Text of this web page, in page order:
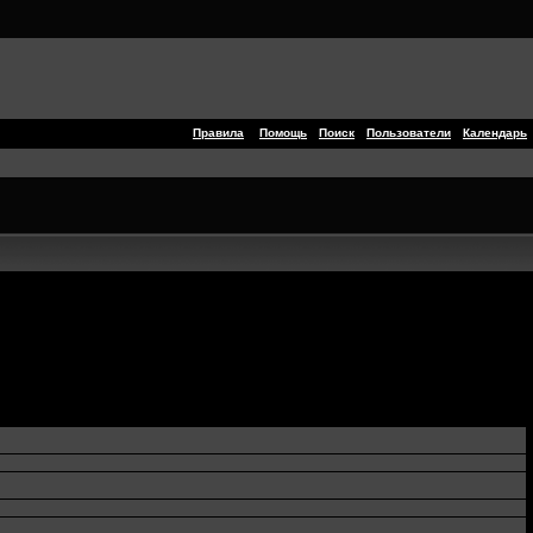
Правила Помощь Поиск Пользователи Календарь